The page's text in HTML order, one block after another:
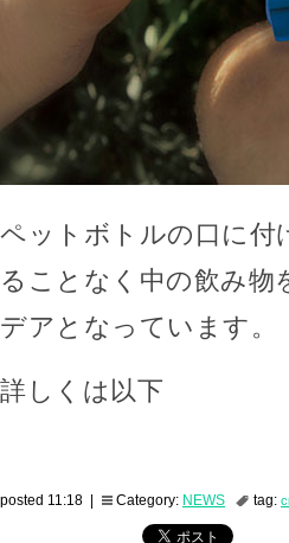
ペットボトルの口に付
ることなく中の飲み
デアとなっています。
詳しくは以下
posted 11:18 | Category: NEWS tag: